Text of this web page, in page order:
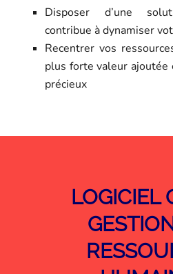
Disposer d’une
contribue à dynamiser
Recentrer vos
plus forte valeur ajoutée
précieux
LOGICIEL